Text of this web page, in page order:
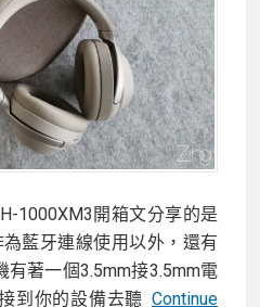
體，
遊
戲
與
音
樂
很
可
以！
1000XM3開箱文分享的是
藍牙連線使用以外，還有
有著一個3.5mm接3.5mm電
到你的設備去聽 Continue